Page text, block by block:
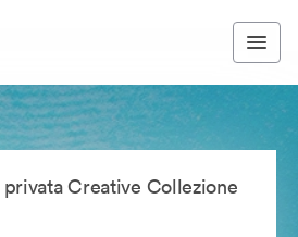
Creative Collezione